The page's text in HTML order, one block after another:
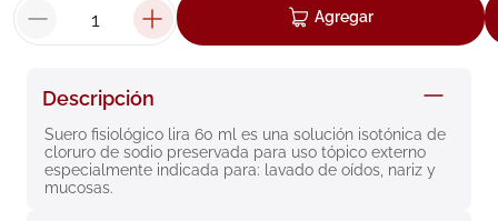
Agregar
Descripción
Suero fisiológico lira 60 ml es una solución isotónica de
cloruro de sodio preservada para uso tópico externo
especialmente indicada para: lavado de oídos, nariz y
mucosas.
pilexil
5. cerave
6 degraler
7 . isdin
8. roche posay